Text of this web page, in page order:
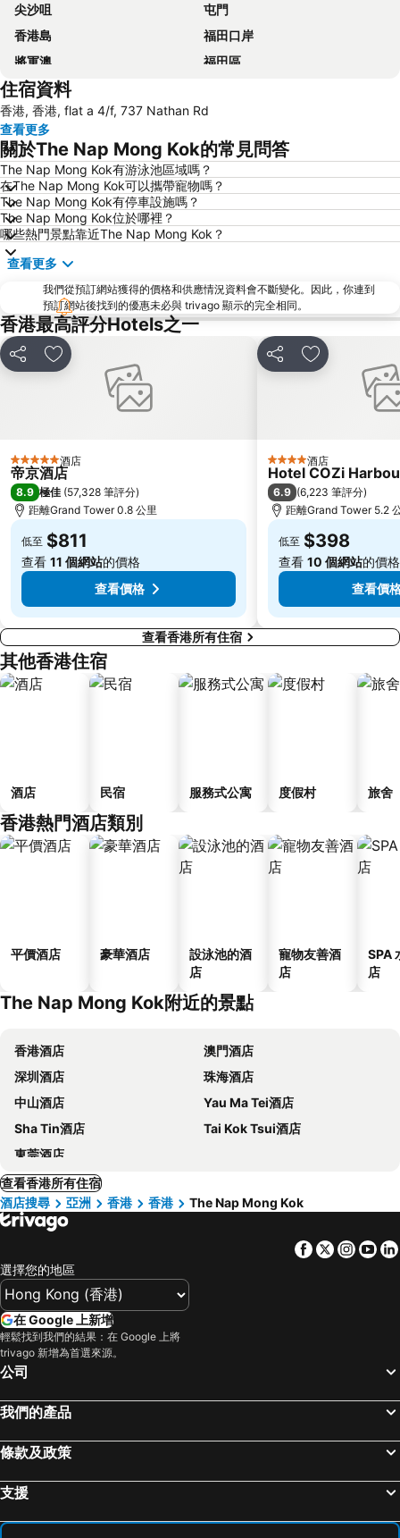
尖沙咀
屯門
香港島
福田口岸
將軍澳
福田區
Mong Kok Metro Station
南山區
東涌
元朗
紅磡
天水圍
Wan Chai Metro Station
海洋公園
深水埗區
黃金海岸
新界
羅湖口岸
羅湖
North Point Metro Station
中環
Cheung Chau
羅湖口岸
Sheung Wan Metro Station
Tsing Yi Metro Station
寶安區
Causeway Bay Metro Station
深圳野生動物園
大梅沙海濱公園
皇崗口岸
Lamma Island
香港屯門
Tin Hau Metro Station
九龍塘
金銀島酒店站
住宿資料
香港, 香港, flat a 4/f, 737 Nathan Rd
查看更多
關於The Nap Mong Kok的常見問答
The Nap Mong Kok有游泳池區域嗎？
在The Nap Mong Kok可以攜帶寵物嗎？
The Nap Mong Kok有停車設施嗎？
The Nap Mong Kok位於哪裡？
哪些熱門景點靠近The Nap Mong Kok？
查看更多
我們從預訂網站獲得的價格和供應情況資料會不斷變化。因此，你連到
預訂網站後找到的優惠未必與 trivago 顯示的完全相同。
香港最高評分Hotels之一
分享 放到收藏夾
5 星級 酒店
帝京酒店
8.9 極佳 (57,328 筆評分)
距離Grand Tower 0.8 公里
低至 $811
查看 11 個網站的價格
查看價格
分享 放到收藏夾
4 星級 酒店
Hotel COZi
6.9 (6,223 筆評分)
距離Grand Tower 5.2
低至 $398
查看 10 個網站的價格
查看價
查看香港所有住宿
其他香港住宿
酒店 民宿 服務式公寓 度假村 旅舍
香港熱門酒店類別
平價酒店 豪華酒店
設泳池的酒
店
寵物友善酒
店
SPA
店
The Nap Mong Kok附近的景點
香港酒店
澳門酒店
深圳酒店
珠海酒店
中山酒店
Yau Ma Tei酒店
Sha Tin酒店
Tai Kok Tsui酒店
東莞酒店
查看香港所有住宿
酒店搜尋
亞洲 香港 香港 The Nap Mong Kok
Facebook
Twitter
選擇您的地區
在 Google 上新增
輕鬆找到我們的結果：在 Google 上將
trivago 新增為首選來源。
公司
我們的產品
條款及政策
支援